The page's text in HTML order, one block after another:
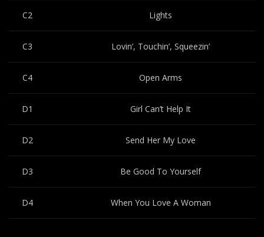
C2 Lights
C3 Lovin’, Touchin’, Squeezin’
C4 Open Arms
D1 Girl Can’t Help It
D2 Send Her My Love
D3 Be Good To Yourself
D4 When You Love A Woman